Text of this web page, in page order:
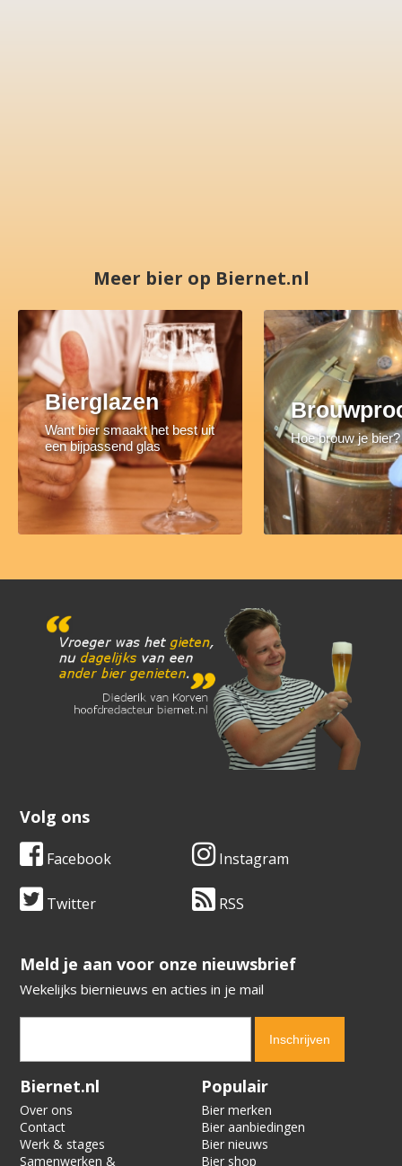
Meer bier op Biernet.nl
Bierglazen
Want bier smaakt het best uit
een bijpassend glas
Hoe brouw je bier?
Volg ons
Facebook Instagram
Twitter RSS
​​​​​​​Meld je aan voor onze nieuwsbrief
Wekelijks biernieuws en acties in je mail
Verification code:
Biernet.nl
Over ons
Contact
Werk & stages
Samenwerken &
Populair
Bier merken
Bier aanbiedingen
Bier nieuws
Bier shop